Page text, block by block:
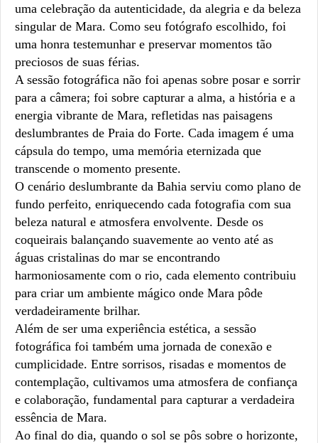
uma celebração da autenticidade, da alegria e da beleza
singular de Mara. Como seu fotógrafo escolhido, foi
uma honra testemunhar e preservar momentos tão
preciosos de suas férias.
A sessão fotográfica não foi apenas sobre posar e sorrir
para a câmera; foi sobre capturar a alma, a história e a
energia vibrante de Mara, refletidas nas paisagens
deslumbrantes de Praia do Forte. Cada imagem é uma
cápsula do tempo, uma memória eternizada que
transcende o momento presente.
O cenário deslumbrante da Bahia serviu como plano de
fundo perfeito, enriquecendo cada fotografia com sua
beleza natural e atmosfera envolvente. Desde os
coqueirais balançando suavemente ao vento até as
águas cristalinas do mar se encontrando
harmoniosamente com o rio, cada elemento contribuiu
para criar um ambiente mágico onde Mara pôde
verdadeiramente brilhar.
Além de ser uma experiência estética, a sessão
fotográfica foi também uma jornada de conexão e
cumplicidade. Entre sorrisos, risadas e momentos de
contemplação, cultivamos uma atmosfera de confiança
e colaboração, fundamental para capturar a verdadeira
essência de Mara.
Ao final do dia, quando o sol se pôs sobre o horizonte,